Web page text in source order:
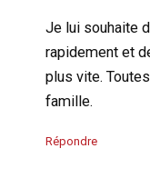
Je lui souhaite
rapidement et
plus vite.
famille.
Répondre